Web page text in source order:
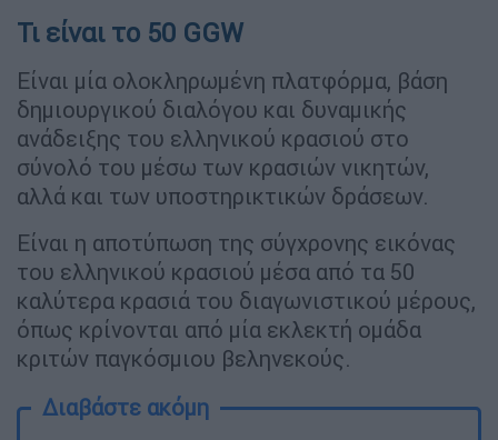
Τι είναι το 50 GGW
Είναι μία ολοκληρωμένη πλατφόρμα, βάση
δημιουργικού διαλόγου και δυναμικής
ανάδειξης του ελληνικού κρασιού στο
σύνολό του μέσω των κρασιών νικητών,
αλλά και των υποστηρικτικών δράσεων.
Είναι η αποτύπωση της σύγχρονης εικόνας
του ελληνικού κρασιού μέσα από τα 50
καλύτερα κρασιά του διαγωνιστικού μέρους,
όπως κρίνονται από μία εκλεκτή ομάδα
κριτών παγκόσμιου βεληνεκούς.
Διαβάστε ακόμη